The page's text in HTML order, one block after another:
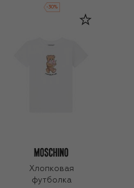
-30%
Хлопковая
футболка